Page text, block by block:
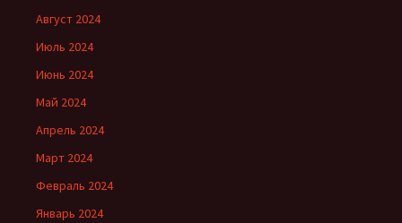
Август 2024
Июль 2024
Июнь 2024
Май 2024
Апрель 2024
Март 2024
Февраль 2024
Январь 2024